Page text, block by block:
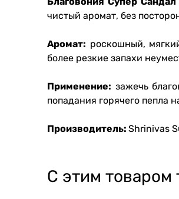
чистый аромат, без
Аромат: роскошный,
более резкие запахи
Применение: зажечь
попадания горячего пепла
Производитель: Shrinivas
С этим товаром